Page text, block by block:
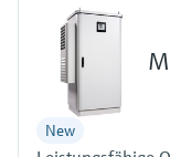
+5 °C ... +35 °C
Mit Kühlgerät:+5 °C
Prozesstemperatur
≤ +1,300 °C
New